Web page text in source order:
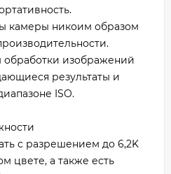
камеры никоим образом
изображений
результаты и
ISO.
с разрешением до 6,2K
цвете, а также есть